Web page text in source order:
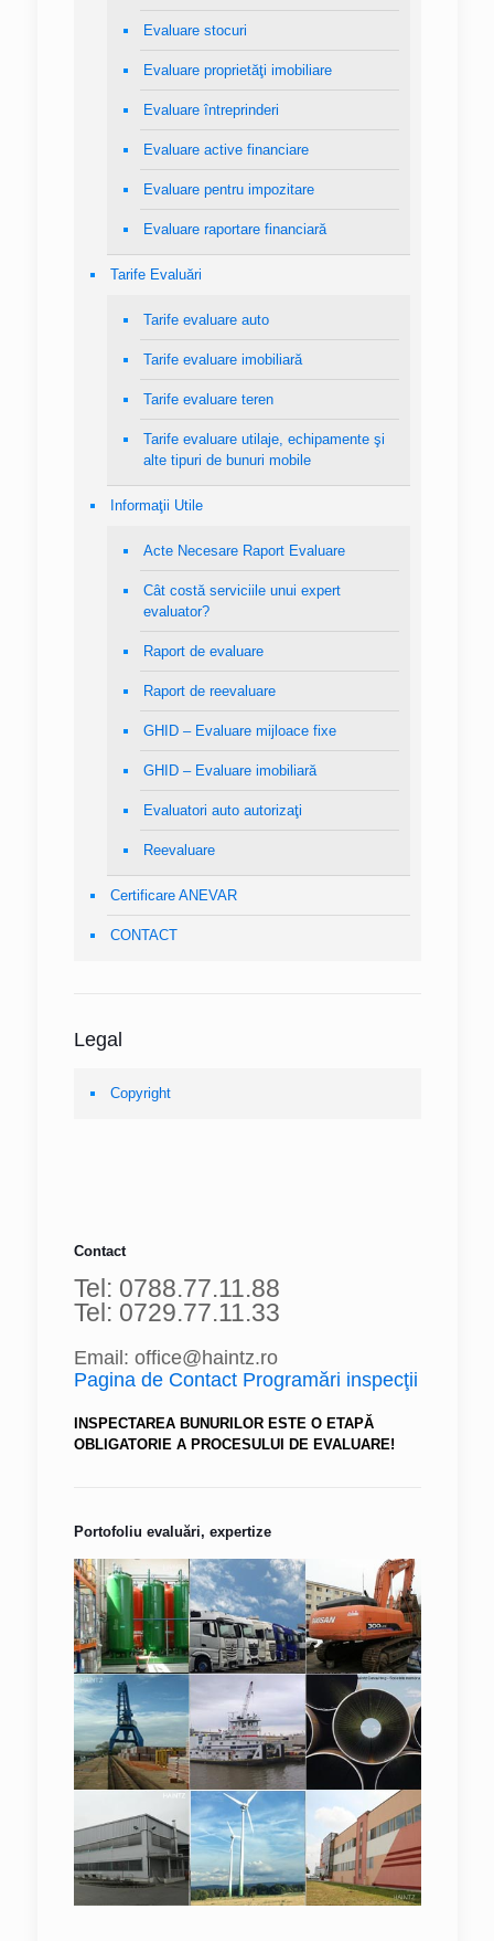
Evaluare stocuri
Evaluare proprietăţi imobiliare
Evaluare întreprinderi
Evaluare active financiare
Evaluare pentru impozitare
Evaluare raportare financiară
Tarife Evaluări
Tarife evaluare auto
Tarife evaluare imobiliară
Tarife evaluare teren
Tarife evaluare utilaje, echipamente şi
alte tipuri de bunuri mobile
Informaţii Utile
Acte Necesare Raport Evaluare
Cât costă serviciile unui expert
evaluator?
Raport de evaluare
Raport de reevaluare
GHID – Evaluare mijloace fixe
GHID – Evaluare imobiliară
Evaluatori auto autorizaţi
Reevaluare
Certificare ANEVAR
CONTACT
Legal
Copyright
Contact
Tel: 0788.77.11.88
Tel: 0729.77.11.33
Email: office@haintz.ro
Pagina de Contact Programări inspecţii
INSPECTAREA BUNURILOR ESTE O ETAPĂ
OBLIGATORIE A PROCESULUI DE EVALUARE!
Portofoliu evaluări, expertize